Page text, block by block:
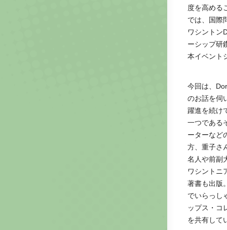
度を高める
では、国際
ワシントン
ーシップ研
本イベント
今回は、
のお話を伺
躍進を続け
一つである
ーターなど
方、重子さ
名人や前副
ワシントニ
著書も出版
でいらっし
ップス・コ
を共有して